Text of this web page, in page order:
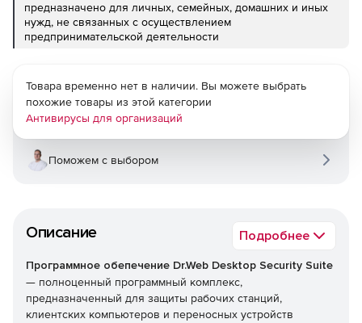
предназначено для личных, семейных, домашних и иных
нужд, не связанных с осуществлением
предпринимательской деятельности
Описание Подробнее
Программное обепечение Dr.Web Desktop Security Suite
— полноценный программный комплекс,
предназначенный для защиты рабочих станций,
клиентских компьютеров и переносных устройств
Товара временно нет в наличии. Вы можете выбрать
похожие товары из этой категории
Антивирусы для организаций
Поможем с выбором